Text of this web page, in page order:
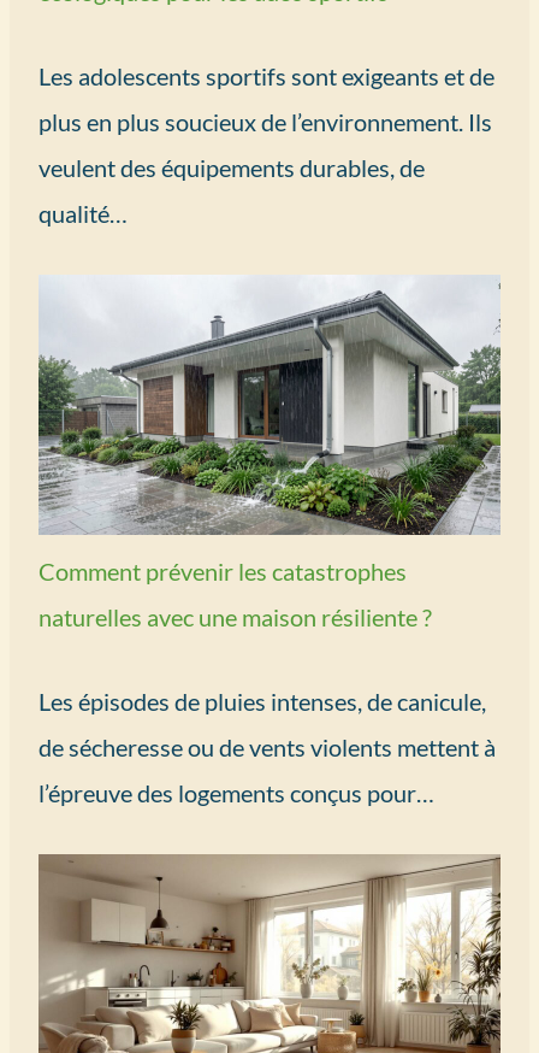
Les adolescents sportifs sont exigeants et de
plus en plus soucieux de l’environnement. Ils
veulent des équipements durables, de
qualité…
Comment prévenir les catastrophes
naturelles avec une maison résiliente ?
Les épisodes de pluies intenses, de canicule,
de sécheresse ou de vents violents mettent à
l’épreuve des logements conçus pour…